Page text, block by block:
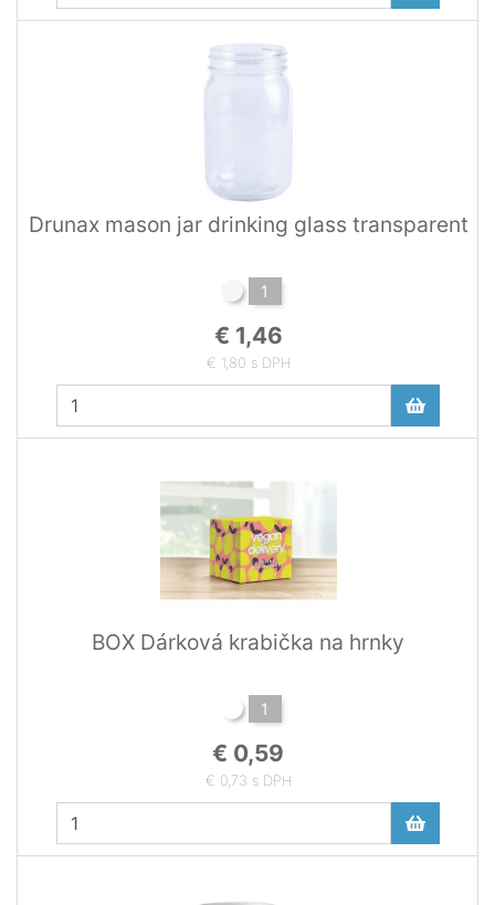
Drunax mason jar drinking glass transparent
1
€ 1,46
€ 1,80 s DPH
BOX Dárková krabička na hrnky
1
€ 0,59
€ 0,73 s DPH